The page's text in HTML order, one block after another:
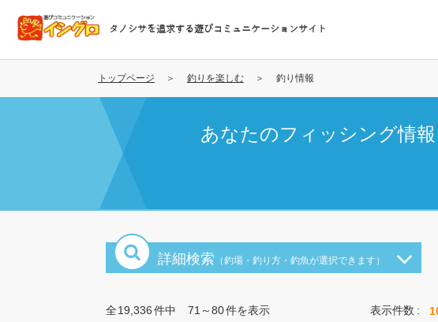
コ
テ
タノシサを追求する遊びコミュニケーションサイト
トップページ 釣りを楽しむ 釣り情報
あなたのフィッシング情
詳細検索 （釣場・釣り方・釣魚が選択できます）
全19,336件中 71～80件を表示 表示件数